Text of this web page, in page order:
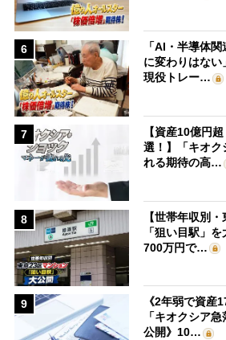
6
「AI・半導体
に変わりはな
現役トレー…
7
【資産10億円
選！】「キオク
れる期待の高…
8
【世帯年収別
「狙い目駅」
700万円で…
9
《2年弱で資産
「キオクシア
公開》10…